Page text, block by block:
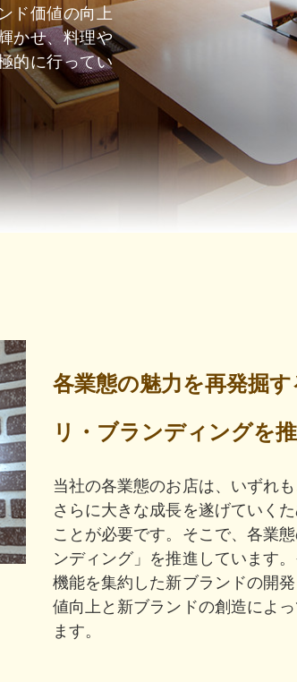
ド価値の向上
かせ、料理や
的に行ってい
各業態の魅力を再発掘す
リ・ブランディングを
当社の各業態のお店は、いずれ
さらに大きな成長を遂げていく
ことが必要です。そこで、各業
ンディング」を推進しています
機能を集約した新ブランドの開
値向上と新ブランドの創造によ
ます。